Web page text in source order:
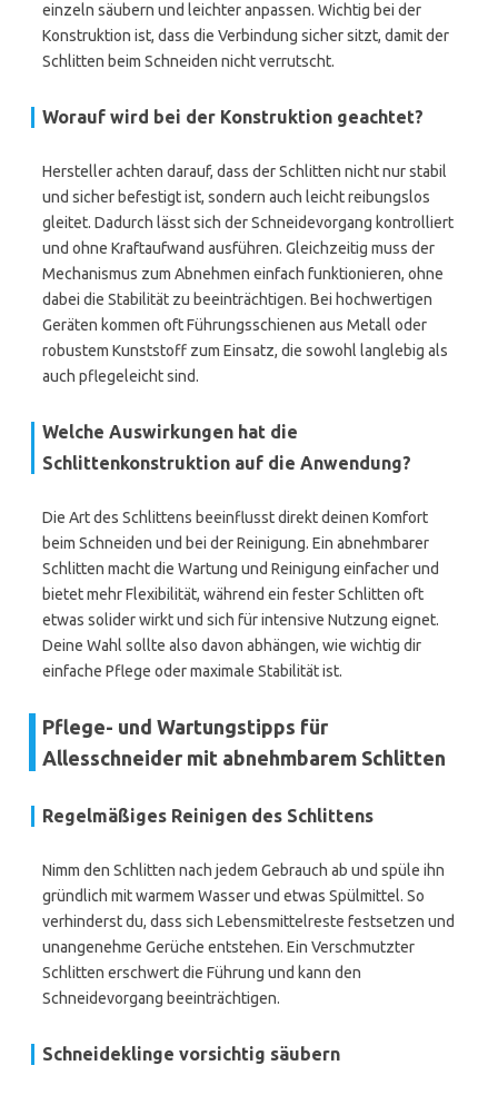
einzeln säubern und leichter anpassen. Wichtig bei der
Konstruktion ist, dass die Verbindung sicher sitzt, damit der
Schlitten beim Schneiden nicht verrutscht.
Worauf wird bei der Konstruktion geachtet?
Hersteller achten darauf, dass der Schlitten nicht nur stabil
und sicher befestigt ist, sondern auch leicht reibungslos
gleitet. Dadurch lässt sich der Schneidevorgang kontrolliert
und ohne Kraftaufwand ausführen. Gleichzeitig muss der
Mechanismus zum Abnehmen einfach funktionieren, ohne
dabei die Stabilität zu beeinträchtigen. Bei hochwertigen
Geräten kommen oft Führungsschienen aus Metall oder
robustem Kunststoff zum Einsatz, die sowohl langlebig als
auch pflegeleicht sind.
Welche Auswirkungen hat die
Schlittenkonstruktion auf die Anwendung?
Die Art des Schlittens beeinflusst direkt deinen Komfort
beim Schneiden und bei der Reinigung. Ein abnehmbarer
Schlitten macht die Wartung und Reinigung einfacher und
bietet mehr Flexibilität, während ein fester Schlitten oft
etwas solider wirkt und sich für intensive Nutzung eignet.
Deine Wahl sollte also davon abhängen, wie wichtig dir
einfache Pflege oder maximale Stabilität ist.
Pflege- und Wartungstipps für
Allesschneider mit abnehmbarem Schlitten
Regelmäßiges Reinigen des Schlittens
Nimm den Schlitten nach jedem Gebrauch ab und spüle ihn
gründlich mit warmem Wasser und etwas Spülmittel. So
verhinderst du, dass sich Lebensmittelreste festsetzen und
unangenehme Gerüche entstehen. Ein Verschmutzter
Schlitten erschwert die Führung und kann den
Schneidevorgang beeinträchtigen.
Schneideklinge vorsichtig säubern